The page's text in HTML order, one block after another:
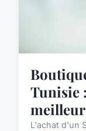
Tunisie
L'achat d'un